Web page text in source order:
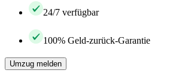
24/7 verfügbar
100% Geld-zurück-Garantie
Umzug melden